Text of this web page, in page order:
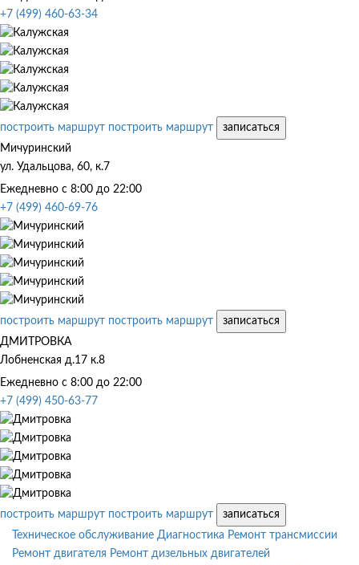
+7 (499) 460-63-34
построить маршрут построить маршрут
записаться
Мичуринский
ул. Удальцова, 60, к.7
Ежедневно с 8:00 до 22:00
+7 (499) 460-69-76
построить маршрут построить маршрут
записаться
ДМИТРОВКА
Лобненская д.17 к.8
Ежедневно с 8:00 до 22:00
+7 (499) 450-63-77
построить маршрут построить маршрут
записаться
Техническое обслуживание Диагностика Ремонт трансмиссии
Ремонт двигателя Ремонт дизельных двигателей